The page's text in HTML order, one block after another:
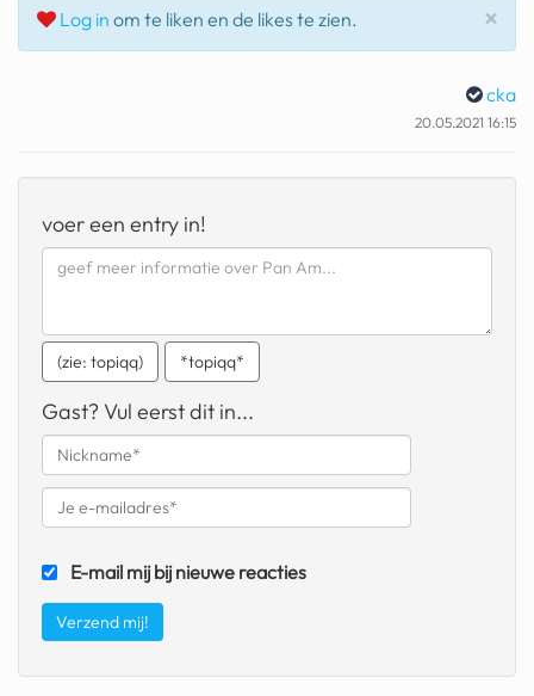
deepseek
blokker
dubai chocolade
it really whips the llama s
chinese automerken
boring phone
bakelse princess taart
dpd
×
Log in om te liken en de likes te zien.
cka
20.05.2021 16:15
voer een entry in!
(zie: topiqq) *topiqq*
Gast? Vul eerst dit in...
E-mail mij bij nieuwe reacties